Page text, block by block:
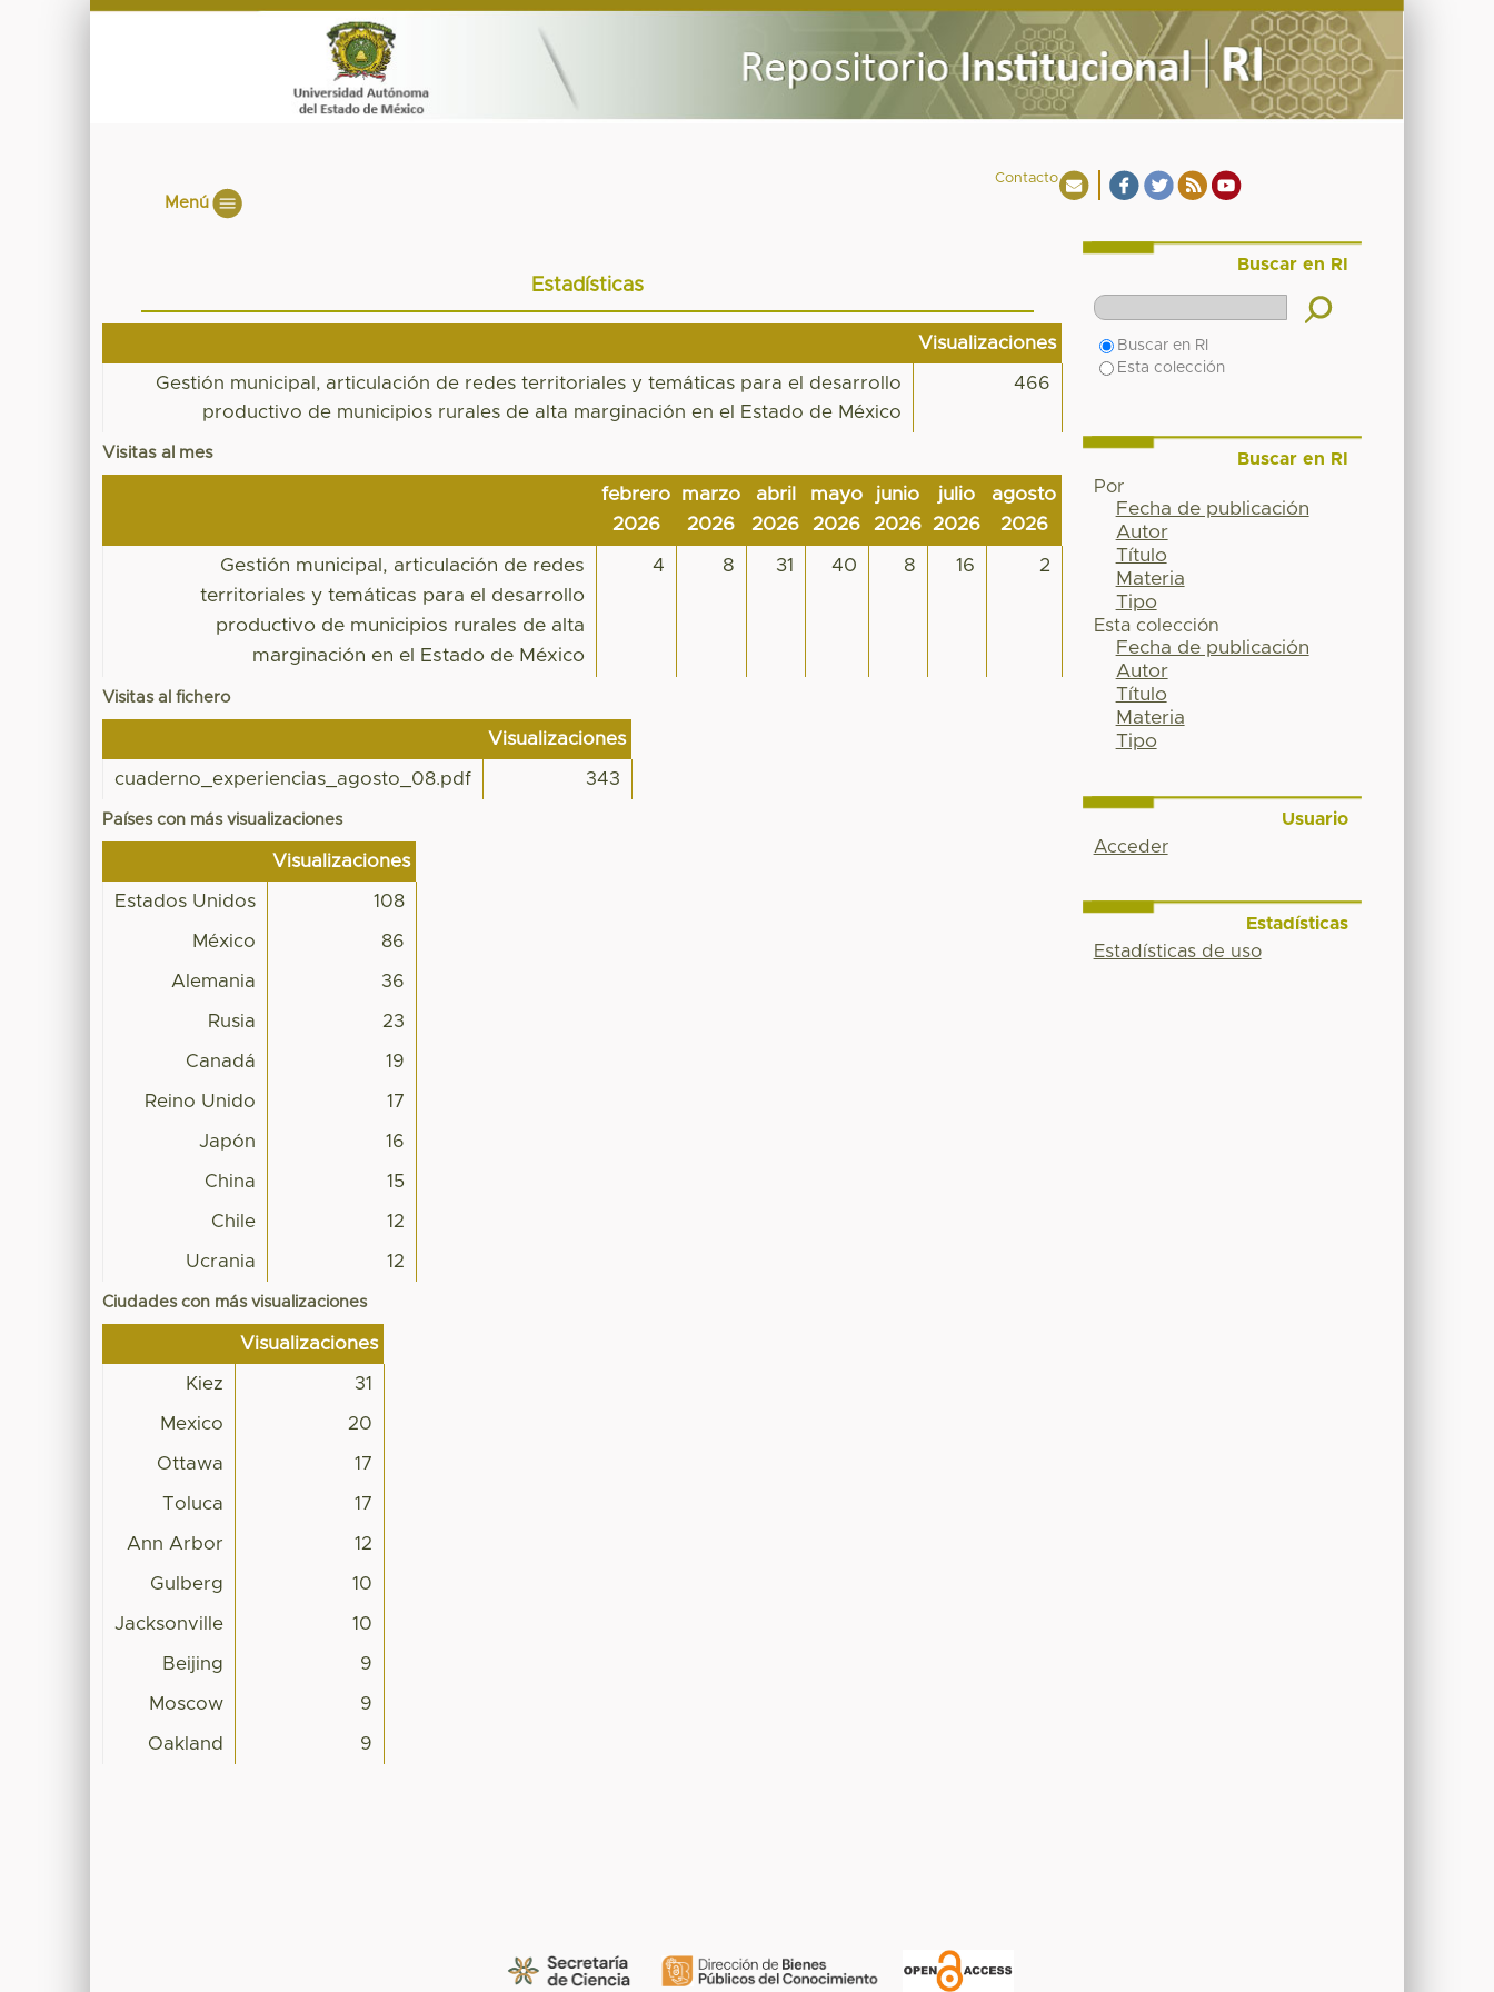
Contacto
Menú
Estadísticas
Visualizaciones
Gestión municipal, articulación de redes territoriales y temáticas para el desarrollo
productivo de municipios rurales de alta marginación en el Estado de México
466
Visitas al mes
febrero
2026
marzo
2026
abril
2026
mayo
2026
junio
2026
julio
2026
agosto
2026
Gestión municipal, articulación de redes
territoriales y temáticas para el desarrollo
productivo de municipios rurales de alta
marginación en el Estado de México
4 8 31 40 8 16 2
Visitas al fichero
Visualizaciones
cuaderno_experiencias_agosto_08.pdf 343
Países con más visualizaciones
Visualizaciones
Estados Unidos 108
México 86
Alemania 36
Rusia 23
Canadá 19
Reino Unido 17
Japón 16
China 15
Chile 12
Ucrania 12
Ciudades con más visualizaciones
Visualizaciones
Kiez 31
Mexico 20
Ottawa 17
Toluca 17
Ann Arbor 12
Gulberg 10
Jacksonville 10
Beijing 9
Moscow 9
Oakland 9
Buscar en RI
Buscar en RI
Esta colección
Buscar en RI
Por
Fecha de publicación
Autor
Título
Materia
Tipo
Esta colección
Fecha de publicación
Autor
Título
Materia
Tipo
Usuario
Acceder
Estadísticas
Estadísticas de uso